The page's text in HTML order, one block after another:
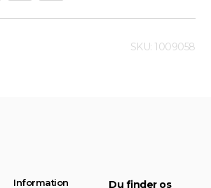
SKU: 1009058
Information Du finder os